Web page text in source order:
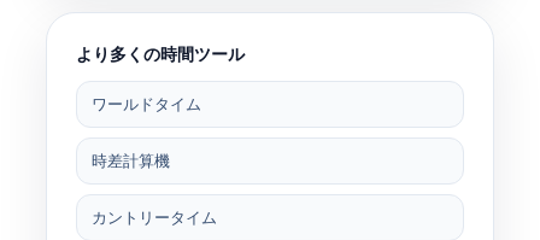
より多くの時間ツール
ワールドタイム
時差計算機
カントリータイム